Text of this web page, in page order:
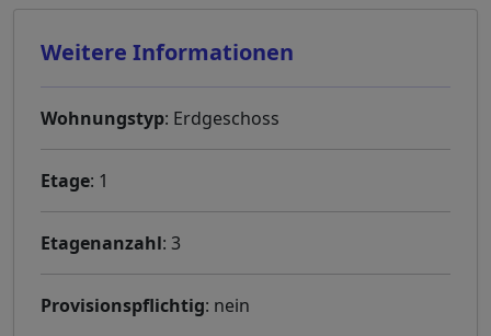
Weitere Informationen
Wohnungstyp: Erdgeschoss
Etage: 1
Etagenanzahl: 3
Provisionspflichtig: nein